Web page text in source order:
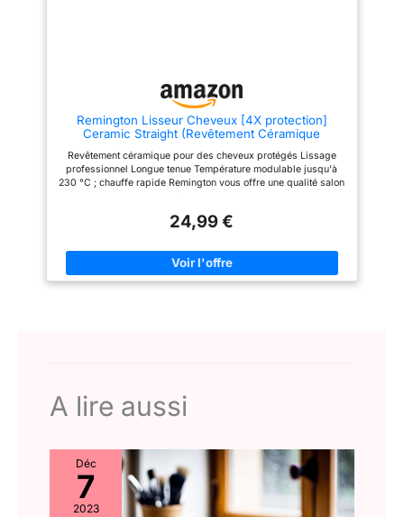
au Service de Vos Cheveux -
de coiffure innovants,
performants et accessibles.
type de cheveu grâce à des
outils pensés pour allier style,
technologie et soin au quotidien.
Remington Lisseur Cheveux [4X protection]
Ceramic Straight (Revêtement Céramique
homogène & Brillance) Fer à Lisser S3500
Revêtement céramique pour des cheveux protégés Lissage
professionnel Longue tenue Température modulable jusqu'à
230 °C ; chauffe rapide Remington vous offre une qualité salon
24,99 €
A lire aussi
Déc
7
2023